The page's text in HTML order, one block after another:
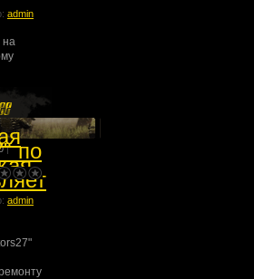
admin
на
|
по
admin